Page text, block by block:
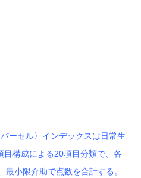
セル〉インデックスは日常生
構成による20項目分類で、各
小限介助で点数を合計する。